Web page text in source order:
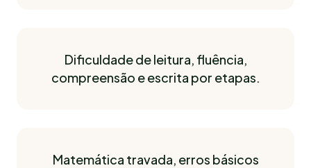
Dificuldade de leitura, fluência,
compreensão e escrita por etapas.
Matemática travada, erros básicos